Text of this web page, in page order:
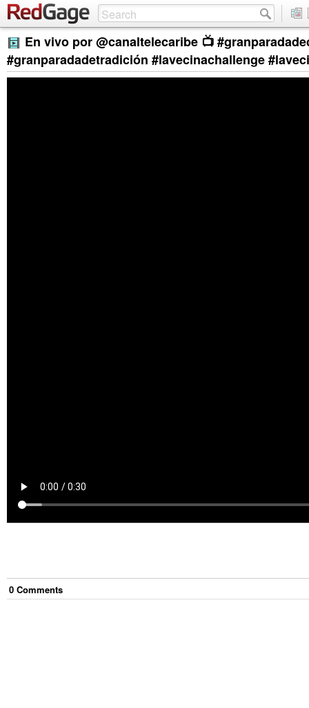
En vivo por @canaltelecaribe 📺
#granparadadetradición #lavecinachallenge
0 Comments